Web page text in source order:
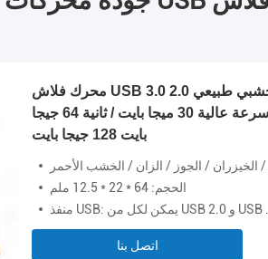
محرك فلاش USB خشبي طبيعي 2.0 3.0
سرعة عالية 30 ميجا بايت / ثانية 64 جيجا
بايت 128 جيجا بايت
المواد: خشب القيقب / الخيزران / الجوز / الزان / الخشب الأحمر
الحجم: 64 * 22 * ​​12.5 ملم
اتصل بنا